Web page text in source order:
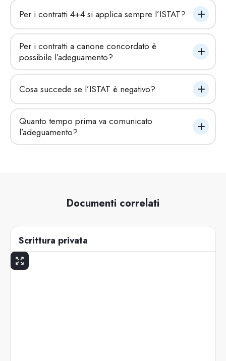
Per i contratti 4+4 si applica sempre l’ISTAT?
Per i contratti a canone concordato è
possibile l’adeguamento?
Cosa succede se l’ISTAT è negativo?
Quanto tempo prima va comunicato
l’adeguamento?
Documenti correlati
Scrittura privata